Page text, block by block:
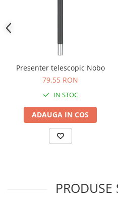
Presenter telescopic Nobo
79,55 RON
IN STOC
ADAUGA IN COS
PRODUSE